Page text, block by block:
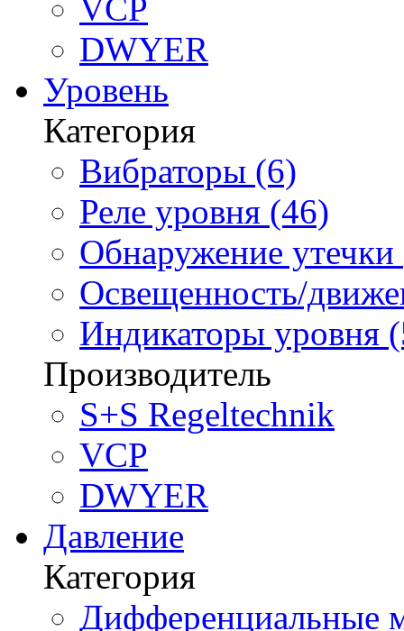
VCP
DWYER
Уровень
Категория
Вибраторы (6)
Реле уровня (46)
Обнаружение утечки
Освещенность/
Индикаторы уровня
Производитель
S+S Regeltechnik
VCP
DWYER
Давление
Категория
Дифференциальные